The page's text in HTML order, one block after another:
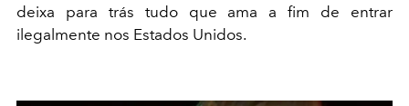
deixa para trás tudo que ama a fim de entrar
ilegalmente nos Estados Unidos.